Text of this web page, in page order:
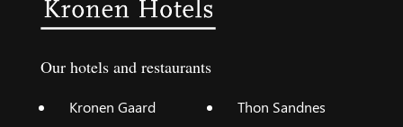
Our hotels and restaurants
Kronen Gaard Thon Sandnes